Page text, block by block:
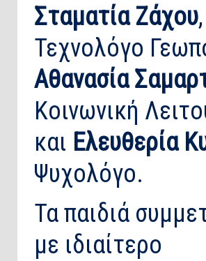
Σταματία Ζάχου,
Τεχνολόγο
Αθανασία
Κοινωνική
και Ελευθερία
Ψυχολόγο.
Τα παιδιά
με ιδιαίτερο